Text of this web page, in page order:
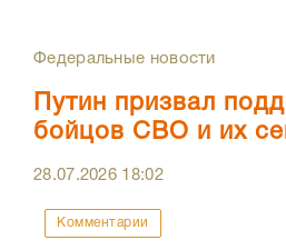
Федеральные новости
Путин призвал
бойцов СВО и их
28.07.2026 18:02
Комментарии